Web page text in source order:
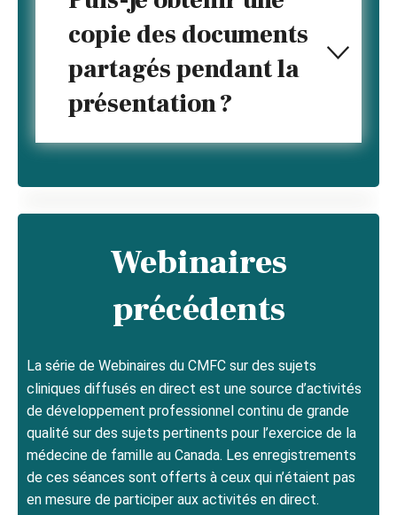
copie des documents
partagés pendant la
présentation ?
Webinaires
précédents
La série de Webinaires du CMFC sur des sujets
cliniques diffusés en direct est une source d’activités
de développement professionnel continu de grande
qualité sur des sujets pertinents pour l’exercice de la
médecine de famille au Canada. Les enregistrements
de ces séances sont offerts à ceux qui n’étaient pas
en mesure de participer aux activités en direct.